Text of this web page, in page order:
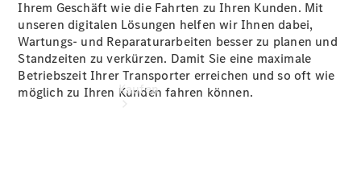
Kaufen
Ihrem Geschäft wie die Fahrten zu Ihren Kunden. Mit
unseren digitalen Lösungen helfen wir Ihnen dabei,
Wartungs- und Reparaturarbeiten besser zu planen und
Standzeiten zu verkürzen. Damit Sie eine maximale
Betriebszeit Ihrer Transporter erreichen und so oft wie
möglich zu Ihren Kunden fahren können.